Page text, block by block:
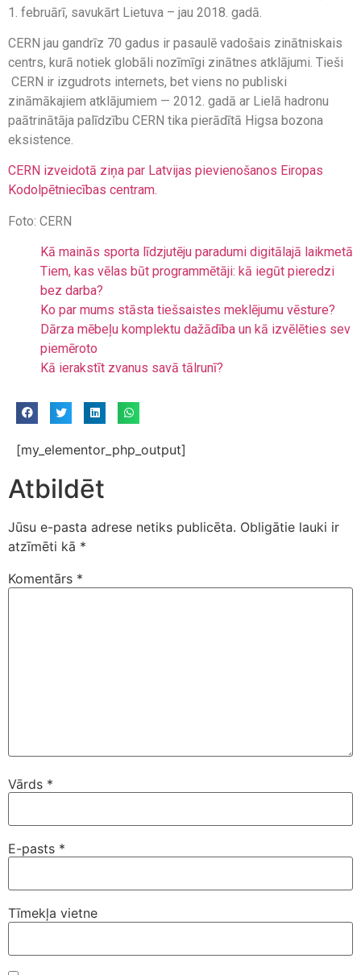
1. februārī, savukārt Lietuva – jau 2018. gadā.
CERN jau gandrīz 70 gadus ir pasaulē vadošais zinātniskais
centrs, kurā notiek globāli nozīmīgi zinātnes atklājumi. Tieši
CERN ir izgudrots internets, bet viens no publiski
zināmākajiem atklājumiem — 2012. gadā ar Lielā hadronu
paātrinātāja palīdzību CERN tika pierādītā Higsa bozona
eksistence.
CERN izveidotā ziņa par Latvijas pievienošanos Eiropas
Kodolpētniecības centram.
Foto: CERN
Kā mainās sporta līdzjutēju paradumi digitālajā laikmetā
Tiem, kas vēlas būt programmētāji: kā iegūt pieredzi
bez darba?
Ko par mums stāsta tiešsaistes meklējumu vēsture?
Dārza mēbeļu komplektu dažādība un kā izvēlēties sev
piemēroto
Kā ierakstīt zvanus savā tālrunī?
[my_elementor_php_output]
Atbildēt
Jūsu e-pasta adrese netiks publicēta. Obligātie lauki ir
atzīmēti kā *
Komentārs *
Vārds *
E-pasts *
Tīmekļa vietne